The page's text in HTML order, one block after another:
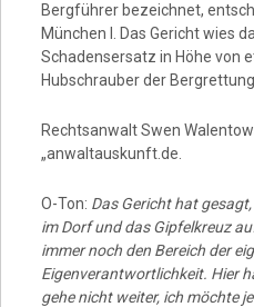
Bergführer bezeichnet,
München I. Das Gericht wies
Schadensersatz in Höhe von
Hubschrauber der Bergrettung
Rechtsanwalt Swen
„anwaltauskunft.de.
O-Ton: Das Gericht hat
im Dorf und das Gipfelkreuz
immer noch den Bereich der
Eigenverantwortlichkeit. Hier
gehe nicht weiter, ich möchte